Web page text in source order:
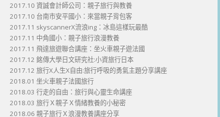
2017.10 資誠會計師公司：親子旅行與教養
2017.10 台南市安平國小：來當親子背包客
2017.11 skyscannerX流浪ing：冰島這樣玩最酷
2017.11 中角國小：親子旅行浪漫教養
2017.11 飛達旅遊聯合講座：坐火車親子遊法國
2017.12 銘傳大學日文研究社:小資旅行日本
2017.12 旅行X人生X自由:旅行呼吸的勇氣主題分享講座
2018.01 坐火車親子法國旅行
2018.03 行走的自由：旅行與心靈生命講座
2018.03 旅行Ｘ親子Ｘ情緒教養的小秘密
2018.06 親子旅行Ｘ浪漫教養講座分享